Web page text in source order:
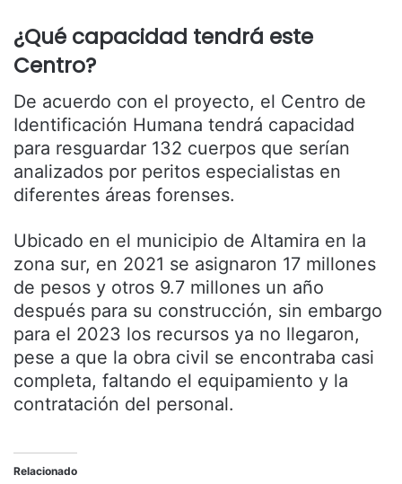
¿Qué capacidad tendrá este
Centro?
De acuerdo con el proyecto, el Centro de
Identificación Humana tendrá capacidad
para resguardar 132 cuerpos que serían
analizados por peritos especialistas en
diferentes áreas forenses.
Ubicado en el municipio de Altamira en la
zona sur, en 2021 se asignaron 17 millones
de pesos y otros 9.7 millones un año
después para su construcción, sin embargo
para el 2023 los recursos ya no llegaron,
pese a que la obra civil se encontraba casi
completa, faltando el equipamiento y la
contratación del personal.
Relacionado